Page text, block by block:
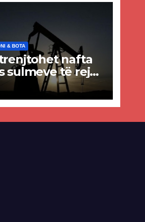
& BOTA
nafta
sulmeve të reja